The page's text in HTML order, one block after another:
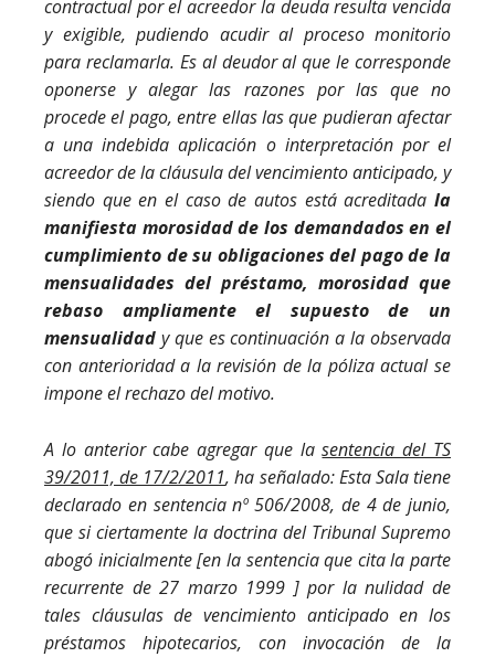
contractual por el acreedor la deuda resulta vencida
y exigible, pudiendo acudir al proceso monitorio
para reclamarla. Es al deudor al que le corresponde
oponerse y alegar las razones por las que no
procede el pago, entre ellas las que pudieran afectar
a una indebida aplicación o interpretación por el
acreedor de la cláusula del vencimiento anticipado, y
siendo que en el caso de autos está acreditada la
manifiesta morosidad de los demandados en el
cumplimiento de su obligaciones del pago de la
mensualidades del préstamo, morosidad que
rebaso ampliamente el supuesto de un
mensualidad y que es continuación a la observada
con anterioridad a la revisión de la póliza actual se
impone el rechazo del motivo.
A lo anterior cabe agregar que lasentencia del TS
39/2011, de 17/2/2011, ha señalado: Esta Sala tiene
declarado en sentencia nº 506/2008, de 4 de junio,
que si ciertamente la doctrina del Tribunal Supremo
abogó inicialmente [en la sentencia que cita la parte
recurrente de 27 marzo 1999 ] por la nulidad de
tales cláusulas de vencimiento anticipado en los
préstamos hipotecarios, con invocación de la